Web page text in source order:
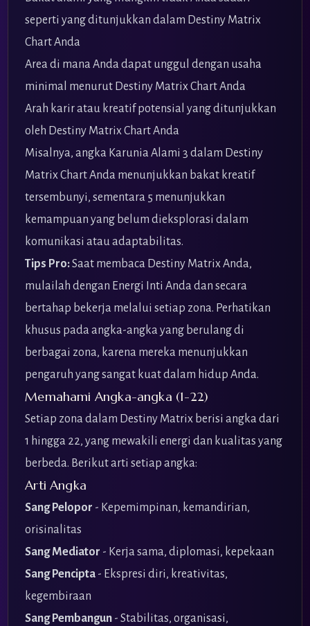
seperti yang ditunjukkan dalam Destiny Matrix
Chart Anda
Area di mana Anda dapat unggul dengan usaha
minimal menurut Destiny Matrix Chart Anda
Arah karir atau kreatif potensial yang ditunjukkan
oleh Destiny Matrix Chart Anda
Misalnya, angka Karunia Alami 3 dalam Destiny
Matrix Chart Anda menunjukkan bakat kreatif
tersembunyi, sementara 5 menunjukkan
kemampuan yang belum dieksplorasi dalam
komunikasi atau adaptabilitas.
Tips Pro:Saat membaca Destiny Matrix Anda,
mulailah dengan Energi Inti Anda dan secara
bertahap bekerja melalui setiap zona. Perhatikan
khusus pada angka-angka yang berulang di
berbagai zona, karena mereka menunjukkan
pengaruh yang sangat kuat dalam hidup Anda.
Memahami Angka-angka (1-22)
Setiap zona dalam Destiny Matrix berisi angka dari
1 hingga 22, yang mewakili energi dan kualitas yang
berbeda. Berikut arti setiap angka:
Arti Angka
Sang Pelopor - Kepemimpinan, kemandirian,
orisinalitas
Sang Mediator - Kerja sama, diplomasi, kepekaan
Sang Pencipta - Ekspresi diri, kreativitas,
kegembiraan
Sang Pembangun - Stabilitas, organisasi,